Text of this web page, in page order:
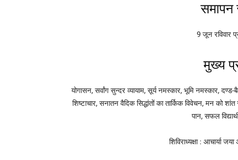
समापन
9 जून रविवार
मुख्य
योगासन, सर्वांग सुन्दर व्यायाम, सूर्य नमस्कार, भूमि नमस्कार,
शिष्टाचार, सनातन वैदिक सिद्धांतों का तार्किक विवेचन, मन
पान, सफल
शिविराध्यक्षा : आचार्या